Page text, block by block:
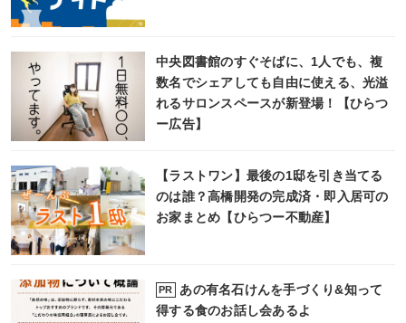
中央図書館のすぐそばに、1人でも、複
数名でシェアしても自由に使える、光溢
れるサロンスペースが新登場！【ひらつ
ー広告】
【ラストワン】最後の1邸を引き当てる
のは誰？高橋開発の完成済・即入居可の
お家まとめ【ひらつー不動産】
PR
あの有名石けんを手づくり&知って
得する食のお話し会あるよ